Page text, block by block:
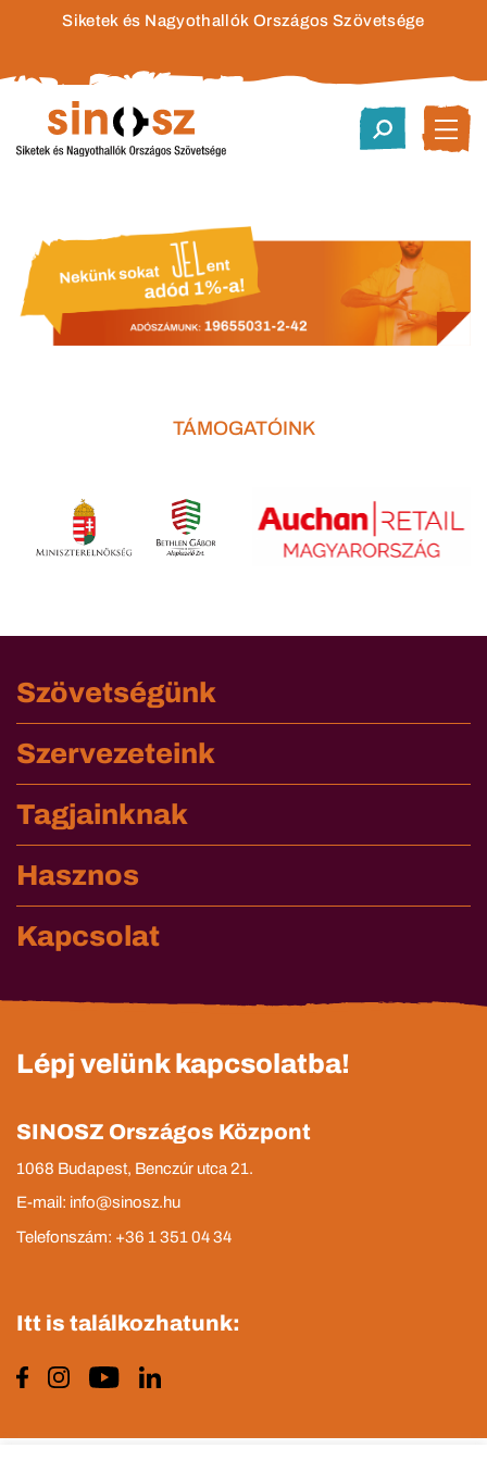
Siketek és Nagyothallók Országos Szövetsége
TÁMOGATÓINK
Szövetségünk
Szervezeteink
Tagjainknak
Hasznos
Kapcsolat
Lépj velünk kapcsolatba!
SINOSZ Országos Központ
1068 Budapest, Benczúr utca 21.
E-mail: info@sinosz.hu
Telefonszám: +36 1 351 04 34
Itt is találkozhatunk: